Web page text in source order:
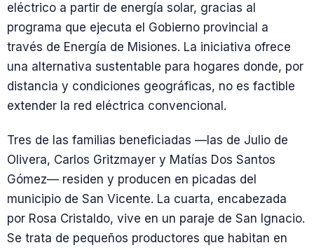
eléctrico a partir de energía solar, gracias al
programa que ejecuta el Gobierno provincial a
través de Energía de Misiones. La iniciativa ofrece
una alternativa sustentable para hogares donde, por
distancia y condiciones geográficas, no es factible
extender la red eléctrica convencional.
Tres de las familias beneficiadas —las de Julio de
Olivera, Carlos Gritzmayer y Matías Dos Santos
Gómez— residen y producen en picadas del
municipio de San Vicente. La cuarta, encabezada
por Rosa Cristaldo, vive en un paraje de San Ignacio.
Se trata de pequeños productores que habitan en